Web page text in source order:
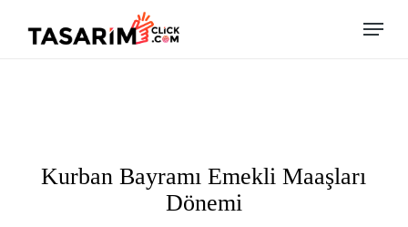
Menu
Kurban Bayramı Emekli Maaşları
Dönemi